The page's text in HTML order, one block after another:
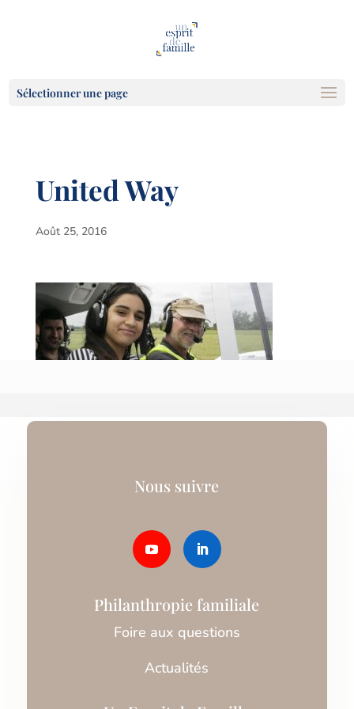
Sélectionner une page
United Way
Août 25, 2016
Nous suivre
Philanthropie familiale
Foire aux questions
Actualités